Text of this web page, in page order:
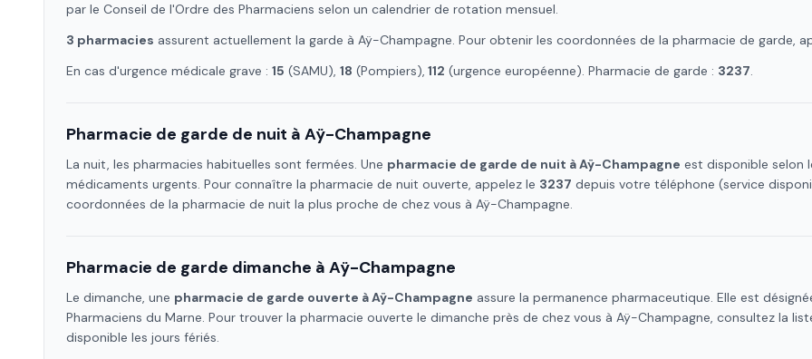
par le Conseil de l'Ordre des Pharmaciens selon un calendrier de rotation mensuel.
3 pharmacies assurent actuellement la garde à Aÿ-Champagne. Pour obtenir les coordonnées de la pharmacie de garde,
En cas d'urgence médicale grave : 15 (SAMU), 18 (Pompiers), 112 (urgence européenne). Pharmacie de garde : 3237.
Pharmacie de garde de nuit à Aÿ-Champagne
La nuit, les pharmacies habituelles sont fermées. Une pharmacie de garde de nuit àAÿ-Champagne est disponible selon
médicaments urgents. Pour connaître la pharmacie de nuit ouverte, appelez le 3237 depuis votre téléphone (service
coordonnées de la pharmacie de nuit la plus proche de chez vous à Aÿ-Champagne.
Pharmacie de garde dimanche à Aÿ-Champagne
Le dimanche, une pharmacie de garde ouverte àAÿ-Champagne assure la permanence pharmaceutique. Elle est
Pharmaciens du Marne. Pour trouver la pharmacie ouverte le dimanche près de chez vous à Aÿ-Champagne, consultez la
disponible les jours fériés.